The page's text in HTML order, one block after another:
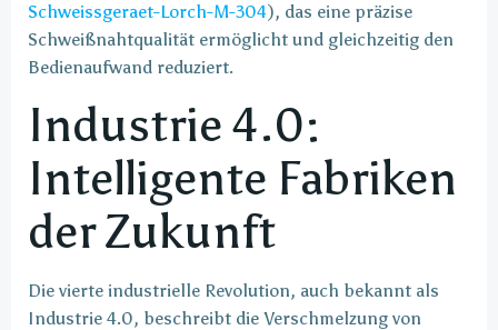
Schweissgeraet-Lorch-M-304), das eine präzise
Schweißnahtqualität ermöglicht und gleichzeitig den
Bedienaufwand reduziert.
Industrie 4.0:
Intelligente Fabriken
der Zukunft
Die vierte industrielle Revolution, auch bekannt als
Industrie 4.0, beschreibt die Verschmelzung von